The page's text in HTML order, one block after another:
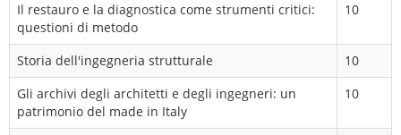
Il restauro e la diagnostica come strumenti critici:
questioni di metodo
10
Storia dell'ingegneria strutturale
10
Gli archivi degli architetti e degli ingegneri: un
patrimonio del made in Italy
10